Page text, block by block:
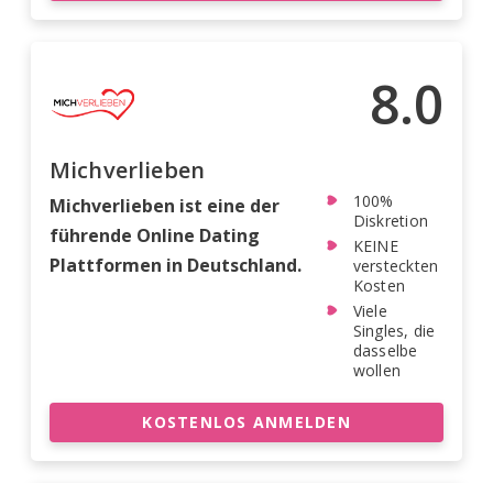
8.0
Michverlieben
Michverlieben ist eine der
führende Online Dating
Plattformen in Deutschland.
100%
Diskretion
KEINE
versteckten
Kosten
Viele
Singles, die
dasselbe
wollen
KOSTENLOS ANMELDEN